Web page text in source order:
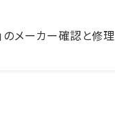
のメーカー確認と修理